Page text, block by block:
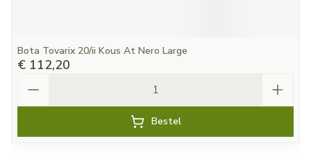
Bota Tovarix 20/ii Kous At Nero Large
€ 112,20
Bestel